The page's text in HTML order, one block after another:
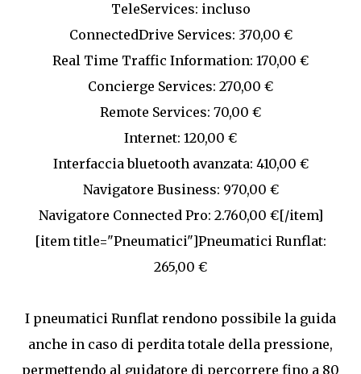
TeleServices: incluso
ConnectedDrive Services: 370,00 €
Real Time Traffic Information: 170,00 €
Concierge Services: 270,00 €
Remote Services: 70,00 €
Internet: 120,00 €
Interfaccia bluetooth avanzata: 410,00 €
Navigatore Business: 970,00 €
Navigatore Connected Pro: 2.760,00 €[/item]
[item title="Pneumatici"]Pneumatici Runflat:
265,00 €
I pneumatici Runflat rendono possibile la guida
anche in caso di perdita totale della pressione,
permettendo al guidatore di percorrere fino a 80